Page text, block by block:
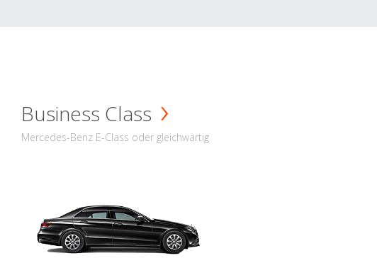
Business Class
Mercedes-Benz E-Class oder gleichwärtig